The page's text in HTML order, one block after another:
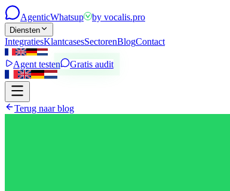
AgenticWhatsup by vocalis.pro
Diensten
IntegratiesKlantcasesSectorenBlogContact
Agent testen Gratis audit
Terug naar blog